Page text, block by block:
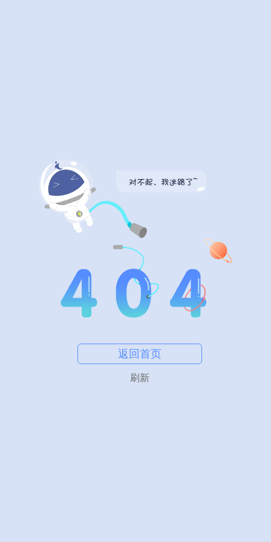
刷新
返回首页